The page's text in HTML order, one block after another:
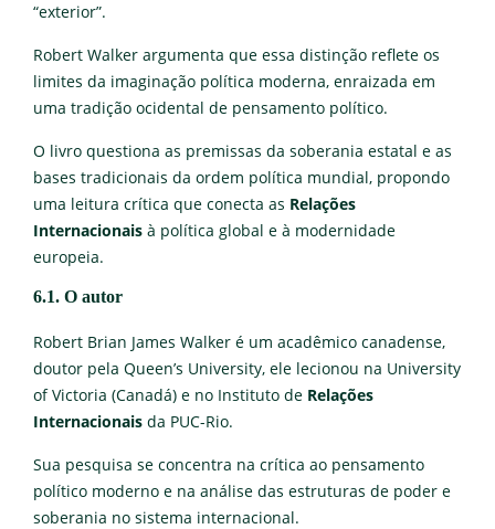
“exterior”.
Robert Walker argumenta que essa distinção reflete os
limites da imaginação política moderna, enraizada em
uma tradição ocidental de pensamento político.
O livro questiona as premissas da soberania estatal e as
bases tradicionais da ordem política mundial, propondo
uma leitura crítica que conecta as Relações
Internacionais à política global e à modernidade
europeia.
6.1. O autor
Robert Brian James Walker é um acadêmico canadense,
doutor pela Queen’s University, ele lecionou na University
of Victoria (Canadá) e no Instituto de Relações
Internacionais da PUC-Rio.
Sua pesquisa se concentra na crítica ao pensamento
político moderno e na análise das estruturas de poder e
soberania no sistema internacional.